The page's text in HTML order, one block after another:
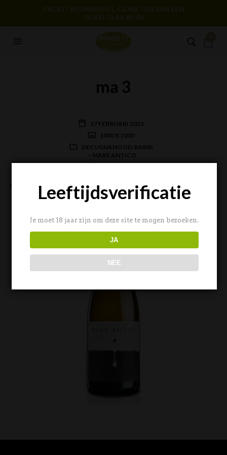
PROEF! WIJNWINKEL. GENIETEN VAN EEN
GOED GLAS WIJN
ma 3
27 FEBRUARI 2025
1000 X 1000
DECUGNANO DEI BARBI
– MARE ANTICO
PREVIOUSLeeftijdsverificatie
Je moet 18 jaar zijn om deze site te mogen bezoeken.
JA
NEE